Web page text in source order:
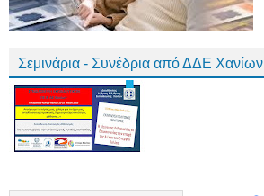
Σεμινάρια - Συνέδρια από ΔΔΕ Χανίων